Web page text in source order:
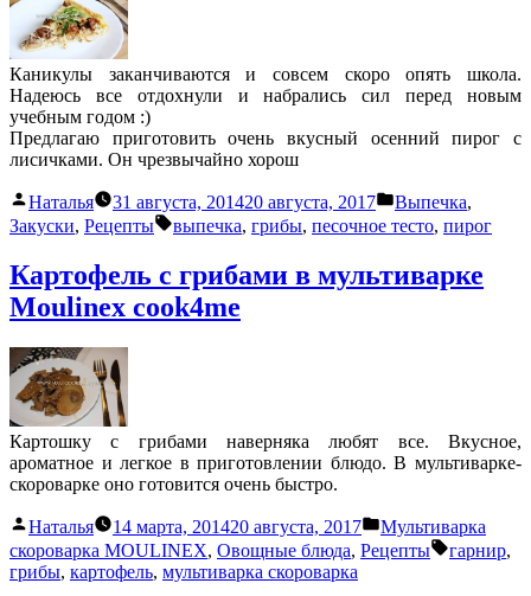
Каникулы заканчиваются и совсем скоро опять школа.
Надеюсь все отдохнули и набрались сил перед новым
учебным годом :)
Предлагаю приготовить очень вкусный осенний пирог с
лисичками. Он чрезвычайно хорош
Написано
автором
Наталья 31 августа, 201420 августа, 2017
Написано
в
Выпечка,
Закуски, Рецепты Метки:
выпечка, грибы, песочное тесто, пирог
Картофель с грибами в мультиварке
Moulinex cook4me
Картошку с грибами наверняка любят все. Вкусное,
ароматное и легкое в приготовлении блюдо. В мультиварке-
скороварке оно готовится очень быстро.
Написано
автором
Наталья 14 марта, 201420 августа, 2017
Написано
в
Мультиварка
скороварка MOULINEX, Овощные блюда, Рецепты Метки:
гарнир,
грибы, картофель, мультиварка скороварка